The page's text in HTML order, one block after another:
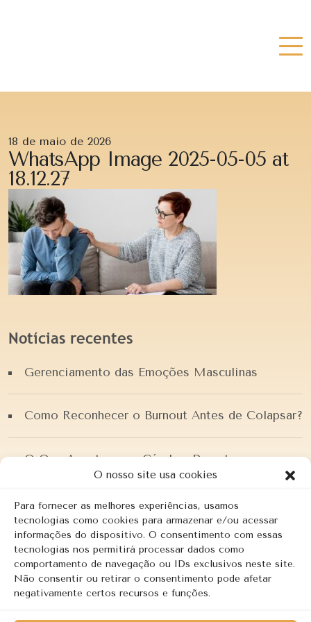
O nosso site usa cookies
Para fornecer as melhores experiências, usamos
tecnologias como cookies para armazenar e/ou acessar
informações do dispositivo. O consentimento com essas
tecnologias nos permitirá processar dados como
comportamento de navegação ou IDs exclusivos neste site.
Não consentir ou retirar o consentimento pode afetar
negativamente certos recursos e funções.
18 de maio de 2026
WhatsApp Image 2025-05-05 at
18.12.27
Notícias recentes
Gerenciamento das Emoções Masculinas
Como Reconhecer o Burnout Antes de Colapsar?
O Que Acontece no Cérebro Durante a
PSICOLOGIA POSITIVA
O pai que faltou!